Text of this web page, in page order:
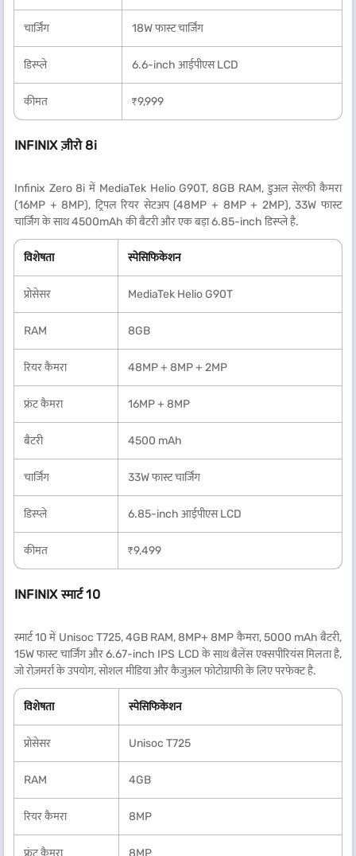
चार्जिंग 18W फास्ट चार्जिंग
डिस्प्ले 6.6-inch आईपीएस LCD
कीमत ₹9,999
INFINIX ज़ीरो 8i
Infinix Zero 8i में MediaTek Helio G90T, 8GB RAM, डुअल सेल्फी कैमरा
(16MP + 8MP), ट्रिपल रियर सेटअप (48MP + 8MP + 2MP), 33W फास्ट
चार्जिंग के साथ 4500mAh की बैटरी और एक बड़ा 6.85-inch डिस्प्ले है.
विशेषता स्पेसिफिकेशन
प्रोसेसर MediaTek Helio G90T
RAM 8GB
रियर कैमरा 48MP + 8MP + 2MP
फ्रंट कैमरा 16MP + 8MP
बैटरी 4500 mAh
चार्जिंग 33W फास्ट चार्जिंग
डिस्प्ले 6.85-inch आईपीएस LCD
कीमत ₹9,499
INFINIX स्मार्ट 10
स्मार्ट 10 में Unisoc T725, 4GB RAM, 8MP+ 8MP कैमरा, 5000 mAh बैटरी,
15W फास्ट चार्जिंग और 6.67-inch IPS LCD के साथ बैलेंस एक्सपीरियंस मिलता है,
जो रोज़मर्रा के उपयोग, सोशल मीडिया और कैजुअल फोटोग्राफी के लिए परफेक्ट है.
विशेषता स्पेसिफिकेशन
प्रोसेसर Unisoc T725
RAM 4GB
रियर कैमरा 8MP
फ्रंट कैमरा 8MP